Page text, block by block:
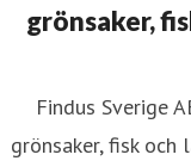
grönsaker,
Findus Sverige
grönsaker, fisk